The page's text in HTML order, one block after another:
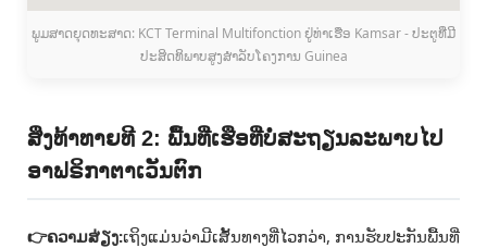
ພູມສາດຍຸດທະສາດ: KCT Terminal Multifonction ຢູ່ທ່າເຮືອ Kamsar - ປະຕູທີ່ມີ
ປະສິດທິພາບສູງສໍາລັບໂຄງການ Guinea
ສິ່ງທ້າທາຍທີ 2: ພື້ນທີ່ເຮືອທີ່ບໍ່ສະຖຽນລະພາບໄປ
ອາຟຣິກາຕາເວັນຕົກ
👉ຄວາມສ່ຽງ:ເຖິງແມ່ນວ່າມີເສັ້ນທາງທີ່ໄວກວ່າ, ການຮັບປະກັນພື້ນທີ່